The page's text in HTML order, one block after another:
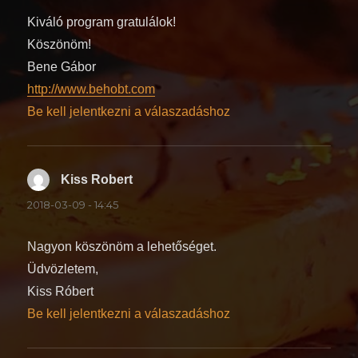
Kiváló program gratulálok!
Köszönöm!
Bene Gábor
http://www.behobt.com
Be kell jelentkezni a válaszadáshoz
Kiss Robert
2018-03-09 - 14:45
Nagyon köszönöm a lehetőséget.
Üdvözletem,
Kiss Róbert
Be kell jelentkezni a válaszadáshoz